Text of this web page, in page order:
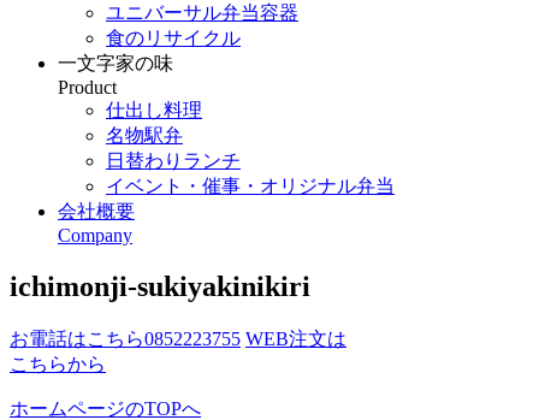
ユニバーサル弁当容器
食のリサイクル
一文字家の味
Product
仕出し料理
名物駅弁
日替わりランチ
イベント・催事・オリジナル弁当
会社概要
Company
ichimonji-sukiyakinikiri
お電話はこちら0852223755 WEB注文は
こちらから
ホームページのTOPへ